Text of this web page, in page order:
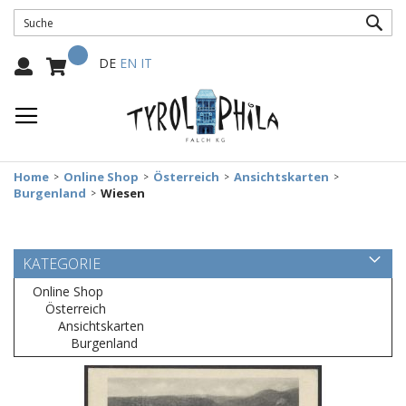
Mein Warenkorb
Select
DE EN IT
Home Online Shop Österreich
Ansichtskarten
Burgenland
Wiesen
KATEGORIE
Online Shop
Österreich
Ansichtskarten
Burgenland